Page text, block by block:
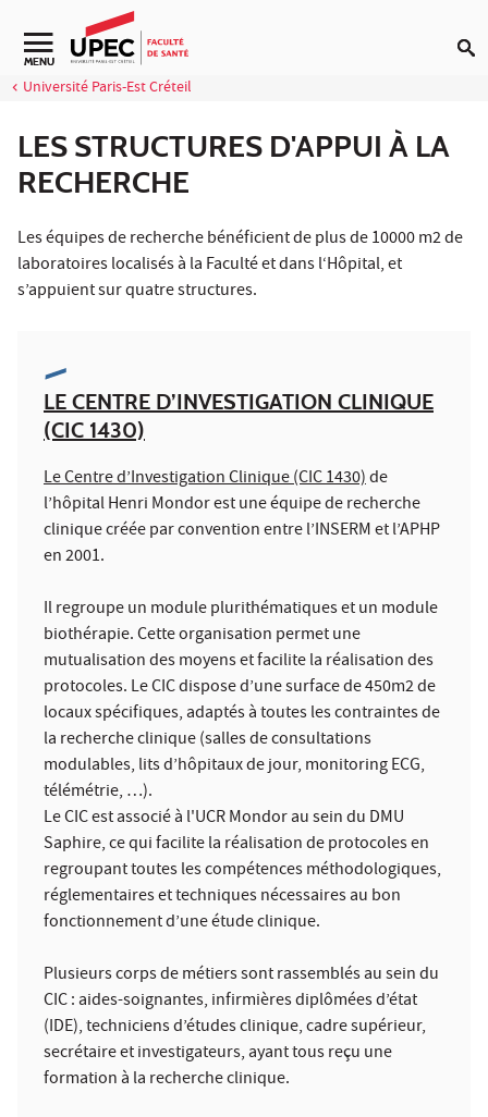
Aller au contenu
Navigation secondaire
MENU
Université Paris-Est Créteil
LES STRUCTURES D'APPUI À LA
RECHERCHE
Les équipes de recherche bénéficient de plus de 10000 m2 de
laboratoires localisés à la Faculté et dans l‘Hôpital, et
s’appuient sur quatre structures.
LE CENTRE D’INVESTIGATION CLINIQUE
(CIC 1430)
Le Centre d’Investigation Clinique (CIC 1430)de
l’hôpital Henri Mondor est une équipe de recherche
clinique créée par convention entre l’INSERM et l’APHP
en 2001.
Il regroupe un module plurithématiques et un module
biothérapie. Cette organisation permet une
mutualisation des moyens et facilite la réalisation des
protocoles. Le CIC dispose d’une surface de 450m2 de
locaux spécifiques, adaptés à toutes les contraintes de
la recherche clinique (salles de consultations
modulables, lits d’hôpitaux de jour, monitoring ECG,
télémétrie, …).
Le CIC est associé à l'UCR Mondor au sein du DMU
Saphire, ce qui facilite la réalisation de protocoles en
regroupant toutes les compétences méthodologiques,
réglementaires et techniques nécessaires au bon
fonctionnement d’une étude clinique.
Plusieurs corps de métiers sont rassemblés au sein du
CIC : aides-soignantes, infirmières diplômées d’état
(IDE), techniciens d’études clinique, cadre supérieur,
secrétaire et investigateurs, ayant tous reçu une
formation à la recherche clinique.